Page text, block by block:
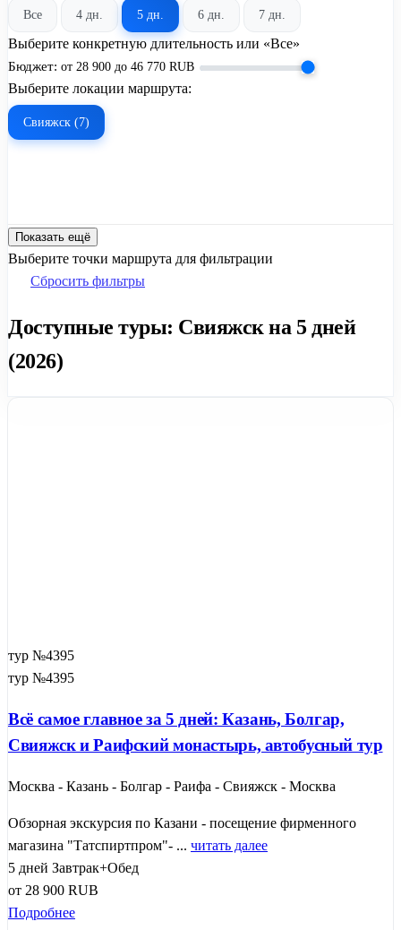
Все 4 дн. 5 дн. 6 дн. 7 дн.
Выберите конкретную длительность или «Все»
Бюджет: от 28 900 до 46 770 RUB
Выберите локации маршрута:
Свияжск (7)
Показать ещё
Выберите точки маршрута для фильтрации
Сбросить фильтры
Доступные туры: Свияжск на 5 дней
(2026)
тур №4395
тур №4395
Всё самое главное за 5 дней: Казань, Болгар,
Свияжск и Раифский монастырь, автобусный тур
Москва - Казань - Болгар - Раифа - Свияжск - Москва
Обзорная экскурсия по Казани - посещение фирменного
магазина "Татспиртпром"- ... читать далее
5 дней Завтрак+Обед
от 28 900 RUB
Подробнее